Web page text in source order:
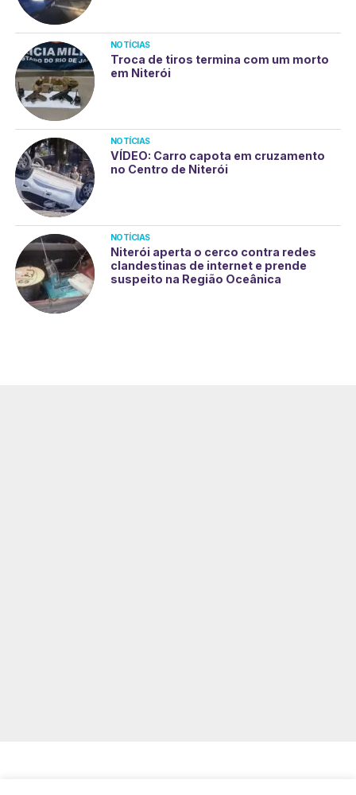
NOTÍCIAS
Troca de tiros termina com um morto
em Niterói
NOTÍCIAS
VÍDEO: Carro capota em cruzamento
no Centro de Niterói
NOTÍCIAS
Niterói aperta o cerco contra redes
clandestinas de internet e prende
suspeito na Região Oceânica